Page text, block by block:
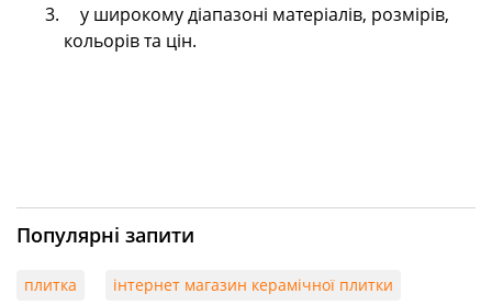
у широкому діапазоні матеріалів, розмірів,
кольорів та цін.
Популярні запити
плитка інтернет магазин керамічної плитки